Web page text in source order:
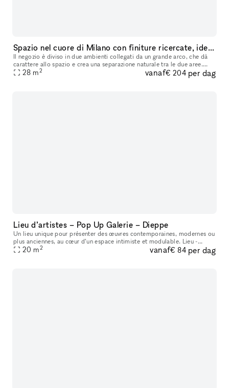
Spazio nel cuore di Milano con finiture ricercate, ideale per temporary shop, pop-up ed eventi
Il negozio è diviso in due ambienti collegati da un grande arco, che dà
carattere allo spazio e crea una separazione naturale tra le due aree.
All’interno ci sono travi a vista verniciate, pavimento
28 m2 vanaf€ 204 per dag
Lieu d’artistes – Pop Up Galerie – Dieppe
Un lieu unique pour présenter des œuvres contemporaines, modernes ou
plus anciennes, au cœur d’un espace intimiste et modulable. Lieu -
Espace d’exposition en rez-de-chaussée d’environ 20 m², entièr
20 m2 vanaf€ 84 per dag